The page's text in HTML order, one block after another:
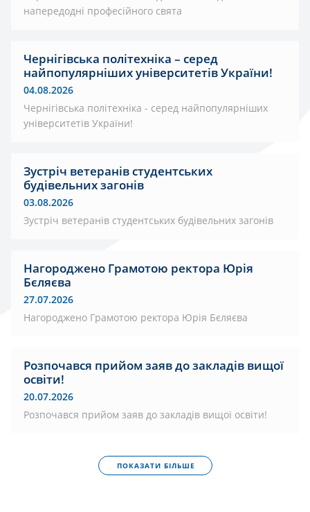
напередодні професійного свята
Чернігівська політехніка – серед
найпопулярніших університетів України!
04.08.2026
Чернігівська політехніка - серед найпопулярніших
університетів України!
Зустріч ветеранів студентських
будівельних загонів
03.08.2026
Зустріч ветеранів студентських будівельних загонів
Нагороджено Грамотою ректора Юрія
Бєляєва
27.07.2026
Нагороджено Грамотою ректора Юрія Бєляєва
Розпочався прийом заяв до закладів вищої
освіти!
20.07.2026
Розпочався прийом заяв до закладів вищої освіти!
ПОКАЗАТИ БІЛЬШЕ